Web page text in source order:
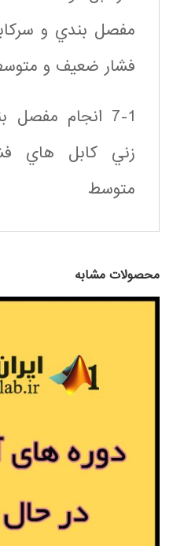
مفصل بندي و
فشار ضعيف و
7-1 انجام
زني كابل هاي
متوسط
محصولات مشابه